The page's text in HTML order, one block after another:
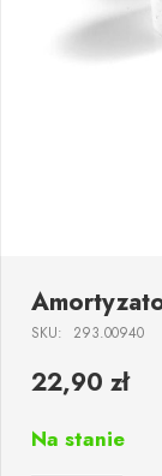
SKU: 293.00940
22,90 zł
Na stanie